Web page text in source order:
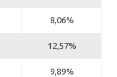
8,06%
12,57%
9,89%